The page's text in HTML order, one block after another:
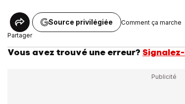
Partager
Source privilégiée Comment ça marche
Vous avez trouvé une erreur?